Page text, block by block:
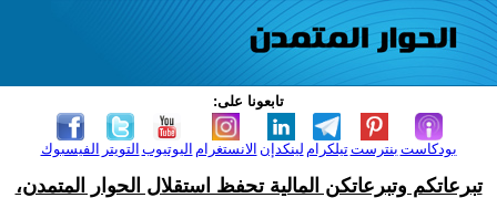
تابعونا على:
الفيسبوك التويتر اليوتيوب الانستغرام لينكدإن تيلكرامبنترست بودكاست
تبرعاتكم وتبرعاتكن المالية تحفظ استقلال الحوار المتمدن،